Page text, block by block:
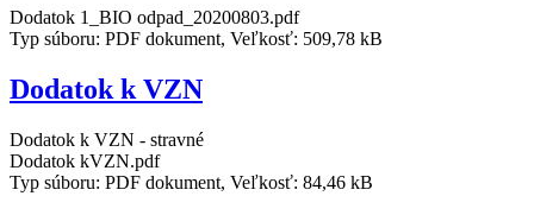
Dodatok 1_BIO odpad_20200803.pdf
Typ súboru: PDF dokument, Veľkosť: 509,78 kB
Dodatok k VZN
Dodatok k VZN - stravné
Dodatok kVZN.pdf
Typ súboru: PDF dokument, Veľkosť: 84,46 kB